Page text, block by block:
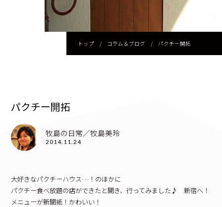
トップ/ コラム＆ブログ / パクチー開拓
パクチー開拓
牧島の日常／牧島美玲
2014.11.24
大好きなパクチーハウス…！のほかに
パクチー食べ放題の店ができたと聞き、行ってみました♪ 新宿へ！
メニューが新聞紙！かわいい！